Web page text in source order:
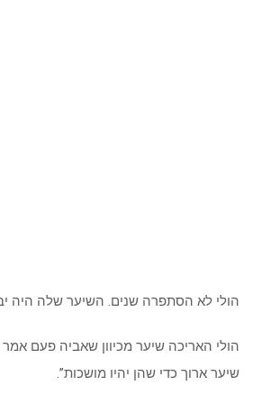
הולי לא הסתפרה שנים. השיער שלה היה
הולי האריכה שיער מכיוון שאביה פעם אמר
שיער ארוך כדי שהן יהיו מושכות”.